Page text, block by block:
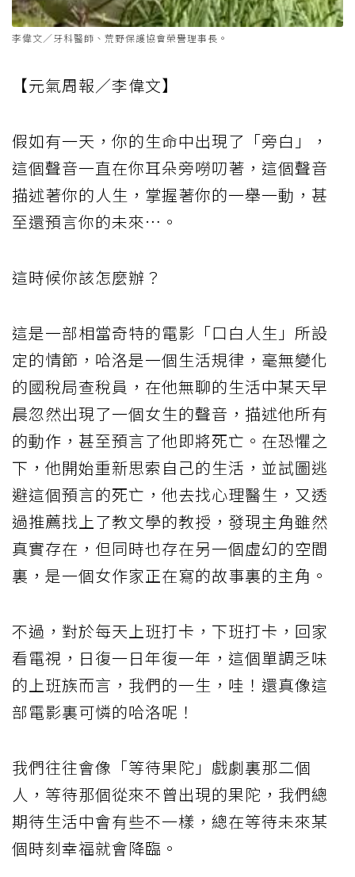
李偉文／牙科醫師、荒野保護協會榮譽理事長。
【元氣周報／李偉文】
假如有一天，你的生命中出現了「旁白」，
這個聲音一直在你耳朵旁嘮叨著，這個聲音
描述著你的人生，掌握著你的一舉一動，甚
至還預言你的未來…。
這時候你該怎麼辦？
這是一部相當奇特的電影「口白人生」所設
定的情節，哈洛是一個生活規律，毫無變化
的國稅局查稅員，在他無聊的生活中某天早
晨忽然出現了一個女生的聲音，描述他所有
的動作，甚至預言了他即將死亡。在恐懼之
下，他開始重新思索自己的生活，並試圖逃
避這個預言的死亡，他去找心理醫生，又透
過推薦找上了教文學的教授，發現主角雖然
真實存在，但同時也存在另一個虛幻的空間
裏，是一個女作家正在寫的故事裏的主角。
不過，對於每天上班打卡，下班打卡，回家
看電視，日復一日年復一年，這個單調乏味
的上班族而言，我們的一生，哇！還真像這
部電影裏可憐的哈洛呢！
我們往往會像「等待果陀」戲劇裏那二個
人，等待那個從來不曾出現的果陀，我們總
期待生活中會有些不一樣，總在等待未來某
個時刻幸福就會降臨。